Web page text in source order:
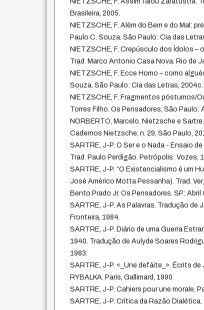
Brasileira, 2005.
NIETZSCHE, F. Além do Bem e do Mal:
Paulo C. Souza. São Paulo: Cia das
NIETZSCHE, F. Crepúsculo dos Ídolos –
Trad. Marco Antonio Casa Nova. Rio de
NIETZSCHE, F. Ecce Homo – como
Souza. São Paulo: Cia das Letras, 2004c.
NIETZSCHE, F. Fragmentos póstumos/
Torres Filho. Os Pensadores, São Paulo:
NORBERTO, Marcelo. Nietzsche e
Cadernos Nietzsche, n. 29, São Paulo,
SARTRE, J-P. O Ser e o Nada - Ensaio
Trad. Paulo Perdigão. Petrópolis: Vozes,
SARTRE, J-P. “O Existencialismo é um
José Américo Motta Pessanha). Trad.
Bento Prado Jr. Os Pensadores. SP: Abril
SARTRE, J-P. As Palavras. Tradução de
Fronteira, 1984.
SARTRE, J-P. Diário de uma Guerra
1940. Tradução de Aulyde Soares
1983.
SARTRE, J-P. «_Une defáite_». Écrits de
RYBALKA. Paris, Gallimard, 1990.
SARTRE, J-P. Cahiers pour une morale.
SARTRE, J-P. Crítica da Razão Dialética.